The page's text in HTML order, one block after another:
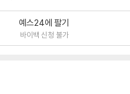
예스24에 팔기
바이백 신청 불가